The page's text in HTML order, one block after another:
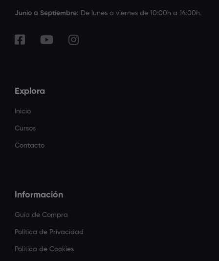
Junio a Septiembre: De lunes a viernes de 10:00h a 14:00h.
Explora
Inicio
Cursos
Contacto
Información
Guía de Compra
Política de Privacidad
Política de Cookies